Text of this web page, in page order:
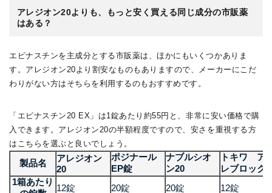
アレジオン20よりも、もっと安く買える同じ成分の市販薬
はある？
エピナスチンを主成分とする市販薬は、ほかにもいくつかありま
す。アレジオン20より割安なものもありますので、メーカーにこだ
わりがない方はそちらを利用するのもおすすめです。
「エピナスチン20 EX」は1錠あたり約55円と、非常に安い価格で購
入できます。アレジオン20の半額程度ですので、安さを重視する方
はこちらを選ぶと良いでしょう。
製品名
アレジオン
20
ポジナール
EP錠
ナブルシオ
ン20
トキワ ア
レブロック
1箱あたり
12錠 20錠 20錠
12錠